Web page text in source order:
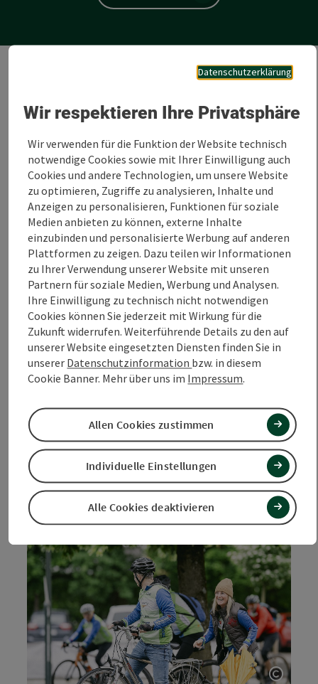
Die Gewinnspiel Preise
Der Hauptgewinn:
4-Gang Abendmenü inkl. Bierverkostung
Weitere Gewinne:
Eintritt für 2 Personenin dasSpa Resort Therme
Geinberg
3x Fahrrad Check-Updurch das Team von
Kichberg Bikes
Buch “Alte Geschichten und Sagen”von der
Gemeinde Lochen
10er BlockErwachsene für dasStrandbad
Holzöstersee
Bauerngolffür 10 Personen in Franking
Saisonkartefür dasFreibad Perwang am
Grabensee
10 Freikarten Strandbad Höllerersee
10er Block Strandbad Ibmersee
Mehrere Fahrradtaschen
Mehrere Picknickrücksäcke
Impressionen von 2025
Datenschutzerklärung
Wir respektieren Ihre Privatsphäre
Wir verwenden für die Funktion der Website technisch
notwendige Cookies sowie mit Ihrer Einwilligung auch
Cookies und andere Technologien, um unsere Website
zu optimieren, Zugriffe zu analysieren, Inhalte und
Anzeigen zu personalisieren, Funktionen für soziale
Medien anbieten zu können, externe Inhalte
einzubinden und personalisierte Werbung auf anderen
Plattformen zu zeigen. Dazu teilen wir Informationen
zu Ihrer Verwendung unserer Website mit unseren
Partnern für soziale Medien, Werbung und Analysen.
Ihre Einwilligung zu technisch nicht notwendigen
Cookies können Sie jederzeit mit Wirkung für die
Zukunft widerrufen. Weiterführende Details zu den auf
unserer Website eingesetzten Diensten finden Sie in
unserer Datenschutzinformation bzw. in diesem
Cookie Banner. Mehr über uns im Impressum.
Alle Cookies deaktivieren
Individuelle Einstellungen
Allen Cookies zustimmen